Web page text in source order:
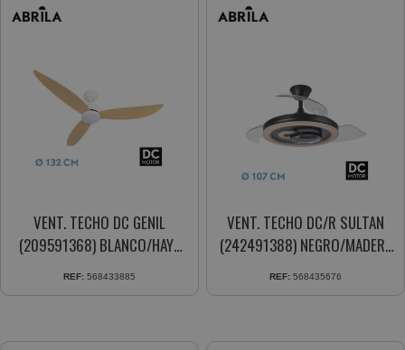
VENT. TECHO DC GENIL
(209591368) BLANCO/HAYA
REF: 568433885
VENT. TECHO DC/R SULTAN
(242491388) NEGRO/MADERA
TEMPORIZADOR
REF: 568435676